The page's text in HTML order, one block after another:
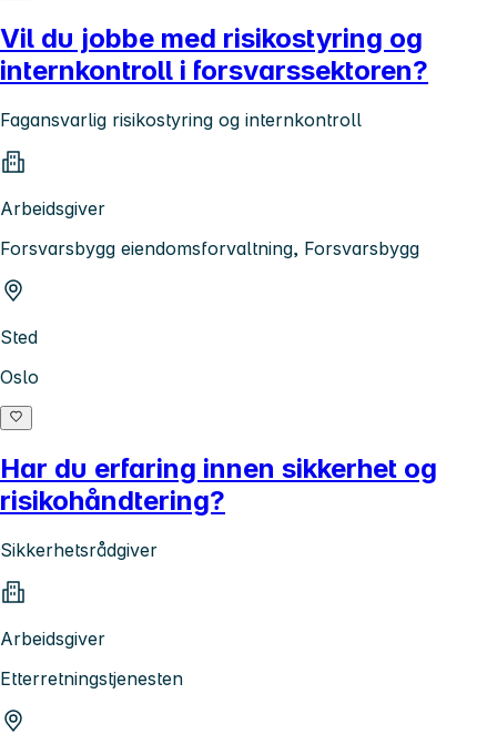
Vil du jobbe med risikostyring og
internkontroll i forsvarssektoren?
Fagansvarlig risikostyring og internkontroll
Arbeidsgiver
Forsvarsbygg eiendomsforvaltning, Forsvarsbygg
Sted
Oslo
Har du erfaring innen sikkerhet og
risikohåndtering?
Sikkerhetsrådgiver
Arbeidsgiver
Etterretningstjenesten